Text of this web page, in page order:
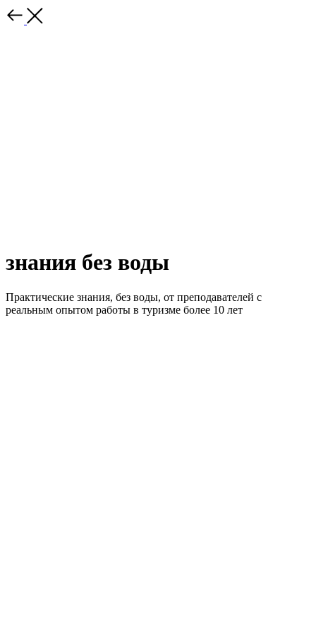
знания без воды
Практические знания, без воды, от преподавателей с
реальным опытом работы в туризме более 10 лет